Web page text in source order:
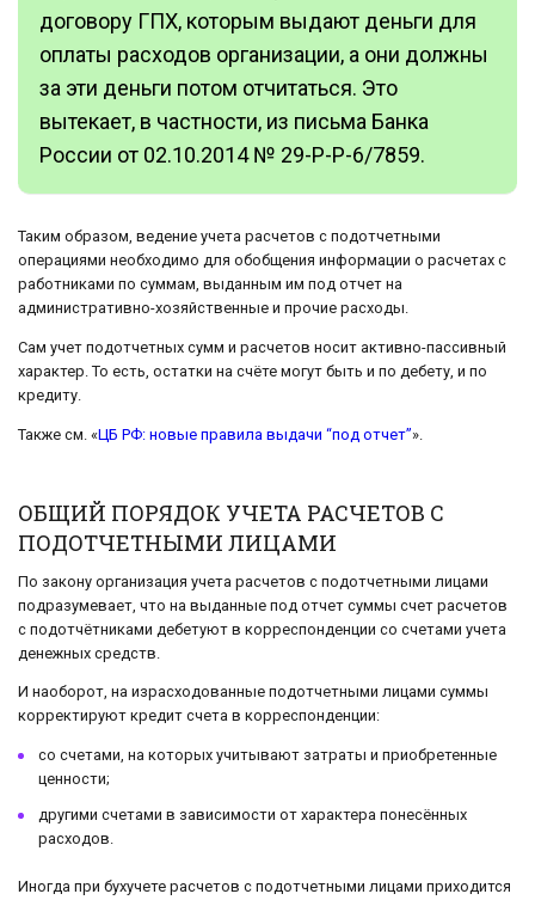
договору ГПХ, которым выдают деньги для
оплаты расходов организации, а они должны
за эти деньги потом отчитаться. Это
вытекает, в частности, из письма Банка
России от 02.10.2014 № 29-Р-Р-6/7859.
Таким образом, ведение учета расчетов с подотчетными
операциями необходимо для обобщения информации о расчетах с
работниками по суммам, выданным им под отчет на
административно-хозяйственные и прочие расходы.
Сам учет подотчетных сумм и расчетов носит активно-пассивный
характер. То есть, остатки на счёте могут быть и по дебету, и по
кредиту.
Также см. «ЦБ РФ: новые правила выдачи “под отчет”».
ОБЩИЙ ПОРЯДОК УЧЕТА РАСЧЕТОВ С
ПОДОТЧЕТНЫМИ ЛИЦАМИ
По закону организация учета расчетов с подотчетными лицами
подразумевает, что на выданные под отчет суммы счет расчетов
с подотчётниками дебетуют в корреспонденции со счетами учета
денежных средств.
И наоборот, на израсходованные подотчетными лицами суммы
корректируют кредит счета в корреспонденции:
со счетами, на которых учитывают затраты и приобретенные
ценности;
другими счетами в зависимости от характера понесённых
расходов.
Иногда при бухучете расчетов с подотчетными лицами приходится